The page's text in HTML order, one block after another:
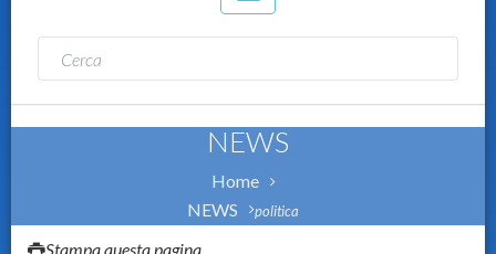
NEWS
Home
NEWS
politica
Stampa questa pagina